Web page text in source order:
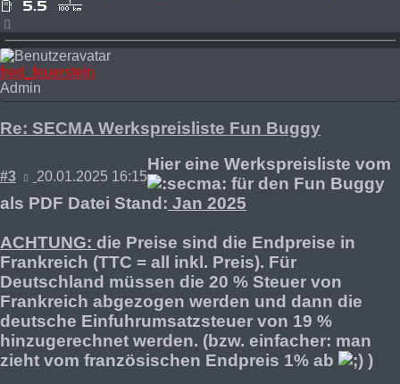
oben
fred_feuerstein
Admin
Re: SECMA Werkspreisliste Fun Buggy
#3 Beitrag
20.01.2025 16:15
Hier eine Werkspreisliste vom
für den Fun Buggy
als PDF Datei Stand: Jan 2025
ACHTUNG: die Preise sind die Endpreise in
Frankreich (TTC = all inkl. Preis). Für
Deutschland müssen die 20 % Steuer von
Frankreich abgezogen werden und dann die
deutsche Einfuhrumsatzsteuer von 19 %
hinzugerechnet werden. (bzw. einfacher: man
zieht vom französischen Endpreis 1% ab
)